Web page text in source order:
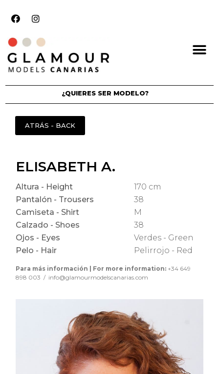
¿QUIERES SER MODELO?
ELISABETH A.
Altura - Height
170 cm
Pantalón - Trousers
38
Camiseta - Shirt
M
Calzado - Shoes
38
Ojos - Eyes
Verdes - Green
Pelo - Hair
Pelirrojo - Red
Para más información | For more information: +34 649
898 003 / info@glamourmodelscanarias.com